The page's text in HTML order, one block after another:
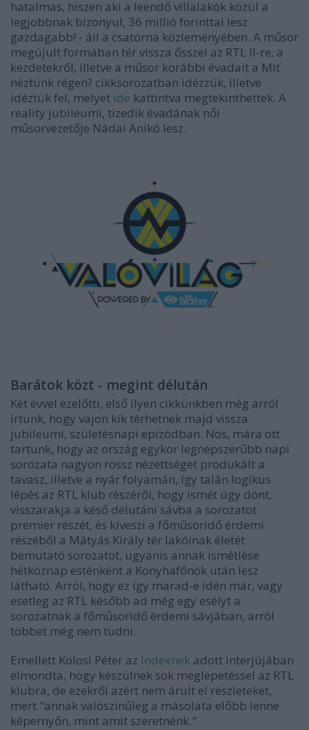
hatalmas, hiszen aki a leendő villalakók közül a
legjobbnak bizonyul, 36 millió forinttal lesz
gazdagabb! - áll a csatorna közleményében. A műsor
megújult formában tér vissza ősszel az RTL II-re, a
kezdetekről, illetve a műsor korábbi évadait a Mit
néztünk régen? cikksorozatban idézzük, illetve
idéztük fel, melyet ide kattintva megtekinthettek. A
reality jubileumi, tizedik évadának női
műsorvezetője Nádai Anikó lesz.
Barátok közt - megint délután
Két évvel ezelőtti, első ilyen cikkünkben még arról
írtunk, hogy vajon kik térhetnek majd vissza
jubileumi, születésnapi epizódban. Nos, mára ott
tartunk, hogy az ország egykor legnépszerűbb napi
sorozata nagyon rossz nézettséget produkált a
tavasz, illetve a nyár folyamán, így talán logikus
lépés az RTL klub részéről, hogy ismét úgy dönt,
visszarakja a késő délutáni sávba a sorozatot
premier részét, és kiveszi a főműsoridő érdemi
részéből a Mátyás Király tér lakóinak életét
bemutató sorozatot, ugyanis annak ismétlése
hétköznap esténként a Konyhafőnök után lesz
látható. Arról, hogy ez így marad-e idén már, vagy
esetleg az RTL később ad még egy esélyt a
sorozatnak a főműsoridő érdemi sávjában, arról
többet még nem tudni.
Emellett Kolosi Péter az Indexnek adott interjújában
elmondta, hogy készülnek sok meglepetéssel az RTL
klubra, de ezekről azért nem árult el részleteket,
mert "annak valószínűleg a másolata előbb lenne
képernyőn, mint amit szeretnénk."